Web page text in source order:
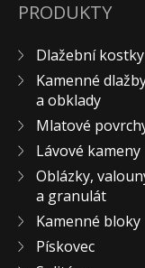
Pískovec
Solitéry
Kamenné bloky
Výrobky z
BERA GRAVEL FIX
Creative Floor
Terazzo
Doplňkový
DLAŽEBNÍ KOSTKY
KAMENNÉ
PRODUKTY
Dlažební kostky
Kamenné
a obklady
Mlatové
Lávové kameny
Oblázky,
a granulát
Kamenné bloky
Pískovec